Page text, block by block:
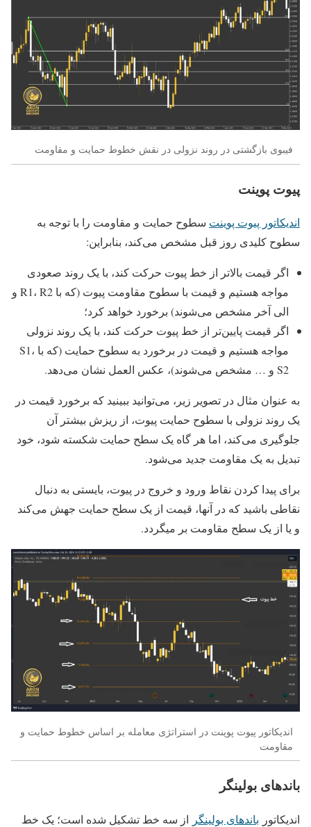
فیبوی بازگشتی در روند نزولی در نقش خطوط حمایت و مقاومت
پیوت پوینت
اندیکاتور پیوت پوینت سطوح حمایت و مقاومت را با توجه به
سطوح کلیدی روز قبل مشخص می‌کند، بنابراین:
اگر قیمت بالاتر از خط پیوت حرکت کند، با یک روند صعودی
مواجه هستیم و قیمت با سطوح مقاومت پیوت (که با R1، R2 و
الی آخر مشخص می‌شوند) برخورد خواهد کرد؛
اگر قیمت پایین‌تر از خط پیوت حرکت کند، با یک روند نزولی
مواجه هستیم و قیمت در برخورد به سطوح حمایت (که با S1،
S2 و … مشخص می‌شوند)، عکس العمل نشان می‌دهد.
به عنوان مثال در تصویر زیر، می‌توانید ببینید که برخورد قیمت در
یک روند نزولی با سطوح حمایت پیوت، از ریزش بیشتر آن
جلوگیری می‌کند، اما هر گاه یک سطح حمایت شکسته شود، خود
تبدیل به یک مقاومت جدید می‌شود.
برای پیدا کردن نقاط ورود و خروج در پیوت، بایستی به دنبال
نقاطی باشید که در آنها، قیمت از یک سطح حمایت جهش می‌کند
و یا از یک سطح مقاومت بر میگردد.
اندیکاتور پیوت پوینت در استراتژی معامله بر اساس خطوط حمایت و
مقاومت
باندهای بولینگر
اندیکاتور باندهای بولینگر از سه خط تشکیل شده است؛ یک خط